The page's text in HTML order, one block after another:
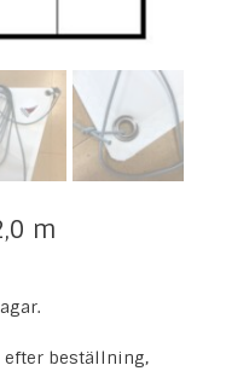
m
beställning,